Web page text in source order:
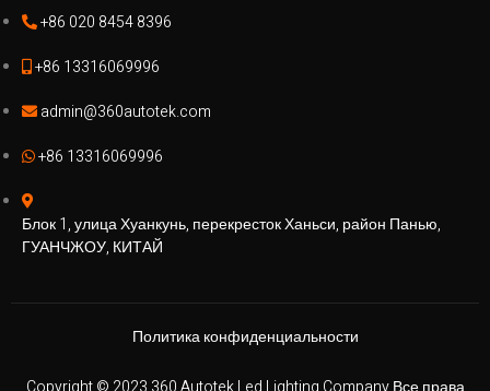
+86 020 8454 8396
+86 13316069996
admin@360autotek.com
+86 13316069996
Блок 1, улица Хуанкунь, перекресток Ханьси, район Панью,
ГУАНЧЖОУ, КИТАЙ
Политика конфиденциальности